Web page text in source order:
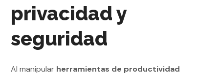
privacidad y
seguridad
Al manipular herramientas de productividad